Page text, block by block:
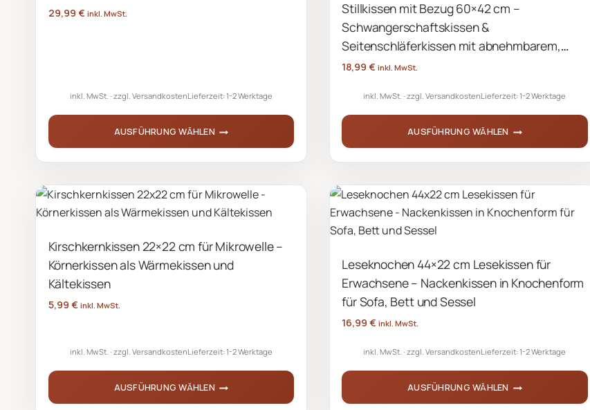
gewählt
werden
Optionen
können
auf
gewählt
werden
29,99 € inkl. MwSt.
inkl. MwSt. zzgl. VersandkostenLieferzeit:1-2 Werktage
AUSFÜHRUNG WÄHLEN
weist
mehrere
auf.
Die
Produktseite
gewählt
werden
Stillkissen mit Bezug 60×42 cm –
Schwangerschaftskissen &
Seitenschläferkissen mit abnehmbarem,
waschbarem Bezug und weicher Füllung
18,99€ inkl. MwSt.
inkl. MwSt. zzgl.VersandkostenLieferzeit:1-2 Werktage
AUSFÜHRUNG WÄHLEN
weist
mehrere
Die
Optionen
können
Produktseite
gewählt
werden
Kirschkernkissen 22×22 cm für Mikrowelle –
Körnerkissen als Wärmekissen und
Kältekissen
5,99 € inkl. MwSt.
inkl. MwSt. zzgl. VersandkostenLieferzeit:1-2 Werktage
AUSFÜHRUNG WÄHLEN
Leseknochen 44×22 cm Lesekissen für
Erwachsene – Nackenkissen in Knochenform
für Sofa, Bett und Sessel
16,99€ inkl. MwSt.
inkl. MwSt. zzgl.VersandkostenLieferzeit:1-2 Werktage
AUSFÜHRUNG WÄHLEN